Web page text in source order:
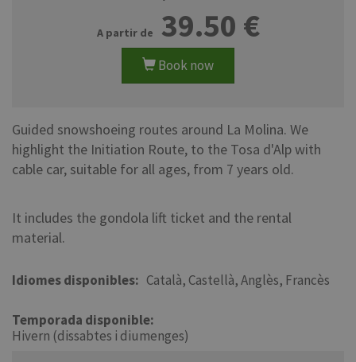
39.50
Book now
Guided snowshoeing routes around La Molina. We
highlight the Initiation Route, to the Tosa d'Alp with
cable car, suitable for all ages, from 7 years old.
It includes the gondola lift ticket and the rental
material.
Idiomes disponibles Català Castellà Anglès Francès
Temporada disponible
Hivern (dissabtes i diumenges)